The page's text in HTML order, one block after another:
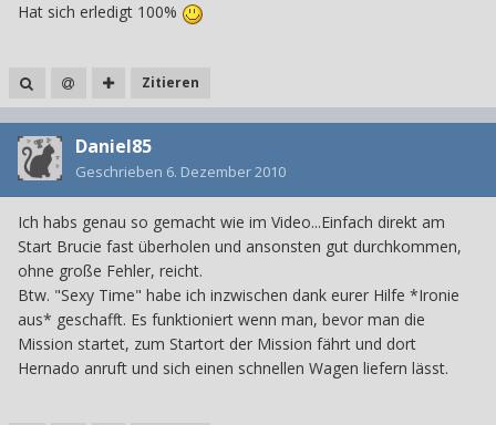
Hat sich erledigt 100%
Zitieren
Daniel85
Geschrieben 6. Dezember 2010
Ich habs genau so gemacht wie im Video...Einfach direkt am
Start Brucie fast überholen und ansonsten gut durchkommen,
ohne große Fehler, reicht.
Btw. "Sexy Time" habe ich inzwischen dank eurer Hilfe *Ironie
aus* geschafft. Es funktioniert wenn man, bevor man die
Mission startet, zum Startort der Mission fährt und dort
Hernado anruft und sich einen schnellen Wagen liefern lässt.